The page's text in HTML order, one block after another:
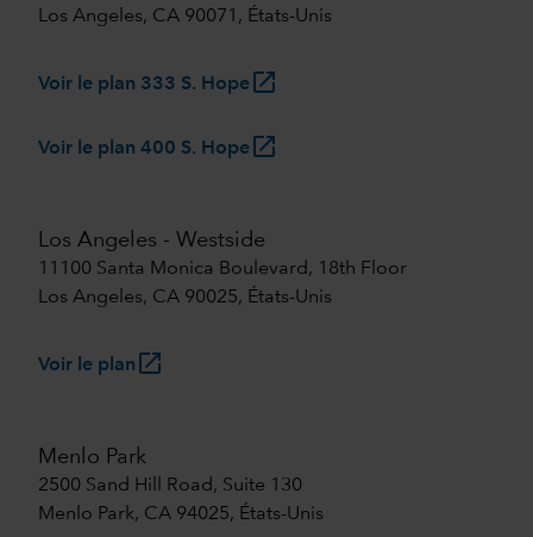
Los Angeles, CA 90071, États-Unis
Voir le plan 333 S. Hopelaunch
Voir le plan 400 S. Hopelaunch
Los Angeles - Westside
11100 Santa Monica Boulevard, 18th Floor
Los Angeles, CA 90025, États-Unis
Voir le plan launch
Menlo Park
2500 Sand Hill Road, Suite 130
Menlo Park, CA 94025, États-Unis